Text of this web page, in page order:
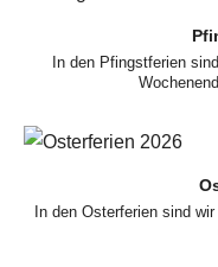
In den Pfingstferien
In den Osterferien sind